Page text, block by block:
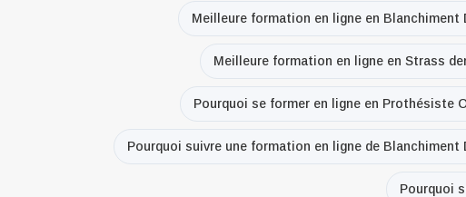
Meilleure formation en ligne en Blanchiment
Meilleure formation en ligne en Strass
Pourquoi se former en ligne en Prothésiste
Pourquoi suivre une formation en ligne de Blanchiment
Pourquoi